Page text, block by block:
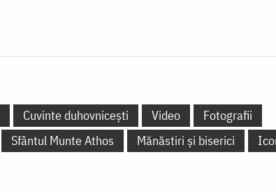
Cuvinte duhovnicești Video
Fotografii
Sfântul Munte Athos Mănăstiri și biserici